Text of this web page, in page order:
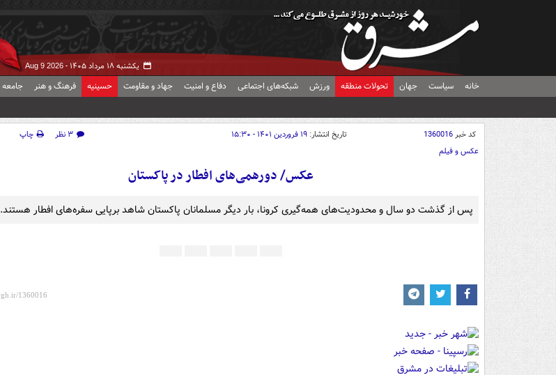
یکشنبه ۱۸ مرداد ۱۴۰۵ - Aug 9 2026
خانه سیاست جهان تحولات منطقه ورزش شبکه‌های اجتماعی دفاع و امنیت جهاد و مقاومت حسینیه فرهنگ و هنر جامعه
کد خبر1360016 تاریخ انتشار: ۱۹ فروردین ۱۴۰۱ - ۱۵:۳۰ ۳ نظر
چاپ
عکس و فیلم
عکس/ دورهمی‌های افطار در پاکستان
پس از گذشت دو سال و محدودیت‌های همه‌گیری کرونا، بار دیگر مسلمانان پاکستان شاهد برپایی سفره‌های افطار هستند.